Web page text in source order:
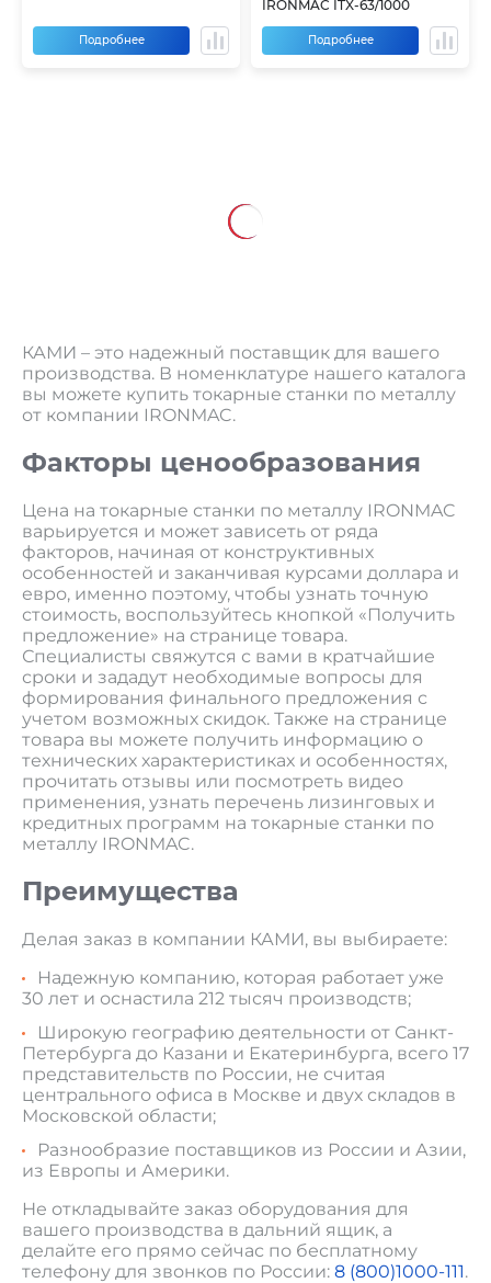
Подробнее
IRONMAC ITX-63/1000
Подробнее
КАМИ – это надежный поставщик для вашего
производства. В номенклатуре нашего каталога
вы можете купить токарные станки по металлу
от компании IRONMAC.
Факторы ценообразования
Цена на токарные станки по металлу IRONMAC
варьируется и может зависеть от ряда
факторов, начиная от конструктивных
особенностей и заканчивая курсами доллара и
евро, именно поэтому, чтобы узнать точную
стоимость, воспользуйтесь кнопкой «Получить
предложение» на странице товара.
Специалисты свяжутся с вами в кратчайшие
сроки и зададут необходимые вопросы для
формирования финального предложения с
учетом возможных скидок. Также на странице
товара вы можете получить информацию о
технических характеристиках и особенностях,
прочитать отзывы или посмотреть видео
применения, узнать перечень лизинговых и
кредитных программ на токарные станки по
металлу IRONMAC.
Преимущества
Делая заказ в компании КАМИ, вы выбираете:
Надежную компанию, которая работает уже
30 лет и оснастила 212 тысяч производств;
Широкую географию деятельности от Санкт-
Петербурга до Казани и Екатеринбурга, всего 17
представительств по России, не считая
центрального офиса в Москве и двух складов в
Московской области;
Разнообразие поставщиков из России и Азии,
из Европы и Америки.
Не откладывайте заказ оборудования для
вашего производства в дальний ящик, а
делайте его прямо сейчас по бесплатному
телефону для звонков по России: 8 (800)1000-111.